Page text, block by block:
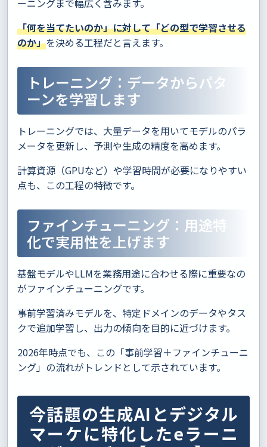
ーニングまで幅広く含みます。
「何を当てたいのか」に対して「どの型で学習させる
のか」を決める工程だと言えます。
トレーニング：データからパタ
ーンを学習します
トレーニングでは、大量データを用いてモデルのパラ
メータを更新し、予測や生成の精度を高めます。
計算資源（GPUなど）や学習時間が必要になりやすい
点も、この工程の特徴です。
ファインチューニング：用途特
化で実用性を上げます
基盤モデルやLLMを業務用途に合わせる際に重要なの
がファインチューニングです。
事前学習済みモデルを、特定ドメインのデータやタス
クで追加学習し、出力の傾向を目的に近づけます。
2026年時点でも、この「事前学習＋ファインチューニ
ング」の流れがトレンドとして示されています。
今話題の生成AIとデジタル
マーケに特化したeラーニ